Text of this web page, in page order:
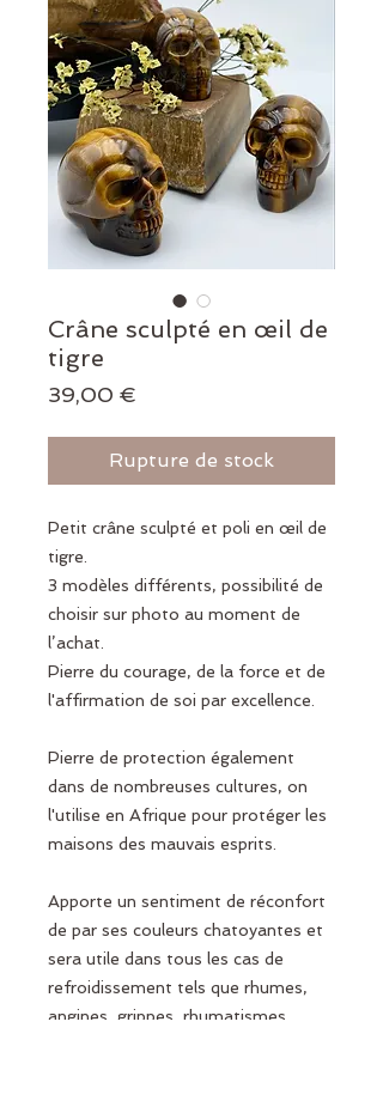
Crâne sculpté en œil de
tigre
39,00 €
Rupture de stock
Petit crâne sculpté et poli en œil de
tigre.
3 modèles différents, possibilité de
choisir sur photo au moment de
l’achat.
Pierre du courage, de la force et de
l'affirmation de soi par excellence.
Pierre de protection également
dans de nombreuses cultures, on
l'utilise en Afrique pour protéger les
maisons des mauvais esprits.
Apporte un sentiment de réconfort
de par ses couleurs chatoyantes et
sera utile dans tous les cas de
refroidissement tels que rhumes,
angines, grippes, rhumatismes....